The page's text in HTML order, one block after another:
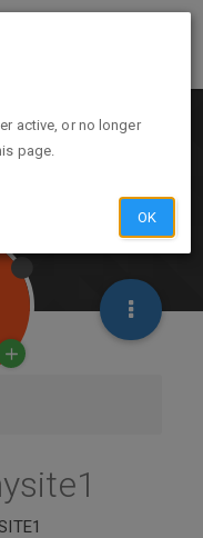
active, or no longer
page.
OK